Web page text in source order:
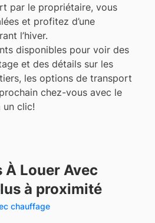
par le propriétaire, vous
et profitez d’une
l’hiver.
disponibles pour voir des
et des détails sur les
les options de transport
chez-vous avec le
un clic!
Louer Avec
à proximité
chauffage